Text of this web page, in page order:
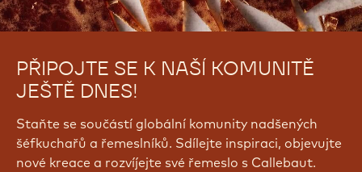
PŘIPOJTE SE K NAŠÍ KOMUNITĚ
JEŠTĚ DNES!
Staňte se součástí globální komunity nadšených
šéfkuchařů a řemeslníků. Sdílejte inspiraci, objevujte
nové kreace a rozvíjejte své řemeslo s Callebaut.